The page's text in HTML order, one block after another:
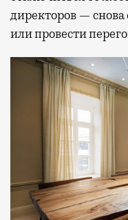
директоров — снова
или провести